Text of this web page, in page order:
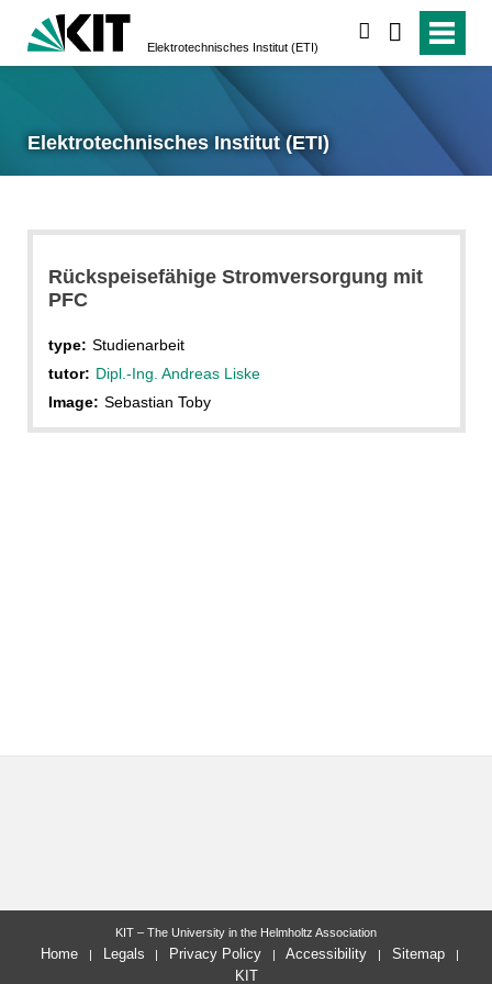
Elektrotechnisches Institut (ETI)
Elektrotechnisches Institut (ETI)
Rückspeisefähige Stromversorgung mit
PFC
type: Studienarbeit
tutor: Dipl.-Ing. Andreas Liske
Image: Sebastian Toby
KIT – The University in the Helmholtz Association
Home Legals Privacy Policy Accessibility
Sitemap
KIT